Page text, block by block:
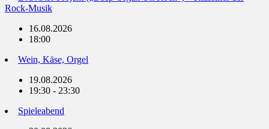
Rock-Musik
16.08.2026
18:00
Wein, Käse, Orgel
19.08.2026
19:30 - 23:30
Spieleabend